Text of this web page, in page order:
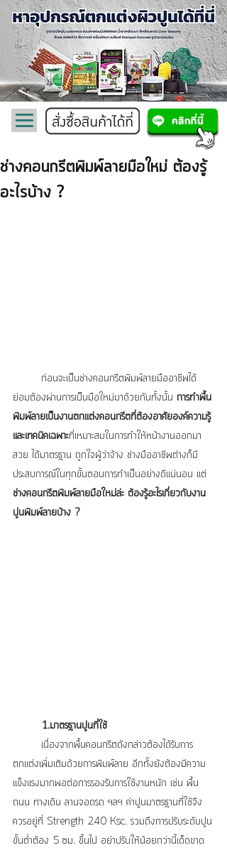
ช่างคอนกรีตพิมพ์ลายมือใหม่ ต้องรู้
อะไรบ้าง ?
ย่อมต้องผ่านการเป็นมือใหม่มาด้วยกันทั้งนั้น การทำพื้น
พิมพ์ลายเป็นงานตกแต่งคอนกรีตที่ต้องอาศัยองค์ความรู้
และเทคนิคเฉพาะที่เหมาะสมในการทำให้หน้างานออกมา
สวย ได้มาตรฐาน ถูกใจผู้ว่าจ้าง ช่างมืออาชีพต่างก็มี
ประสบการณ์ในทุกขั้นตอนการทำเป็นอย่างดีแน่นอน แต่
ช่างคอนกรีตพิมพ์ลายมือใหม่ล่ะ ต้องรู้อะไรเกี่ยวกับงาน
ปูนพิมพ์ลายบ้าง ?
1.มาตรฐานปูนที่ใช้
ตกแต่งเพิ่มเติมด้วยการพิมพ์ลาย อีกทั้งยังต้องมีความ
แข็งแรงมากพอต่อการรองรับการใช้งานหนัก เช่น พื้น
ถนน ทางเดิน ลานจอดรถ ฯลฯ ค่าปูนมาตรฐานที่ใช้จึง
ควรอยู่ที่ Strength 240 Ksc. รวมถึงการปรับระดับปูน
ขั้นต่ำต้อง 5 ซม. ขึ้นไป อย่าปรับให้น้อยกว่านี้เด็ดขาด